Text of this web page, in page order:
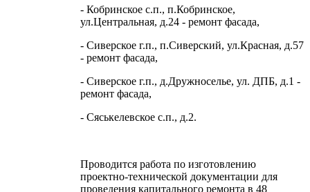
- Кобринское с.п., п.Кобринское,
ул.Центральная, д.24 - ремонт фасада,
- Сиверское г.п., п.Сиверский, ул.Красная, д.57
- ремонт фасада,
- Сиверское г.п., д.Дружноселье, ул. ДПБ, д.1 -
ремонт фасада,
- Сяськелевское с.п., д.2.
Проводится работа по изготовлению
проектно-технической документации для
проведения капитального ремонта в 48